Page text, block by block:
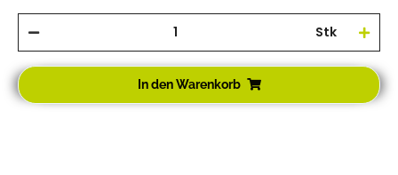
Stk
In den Warenkorb